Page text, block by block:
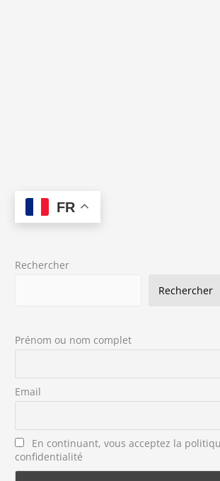
FR
Rechercher
Rechercher
Prénom ou nom complet
Email
En continuant, vous acceptez la
confidentialité